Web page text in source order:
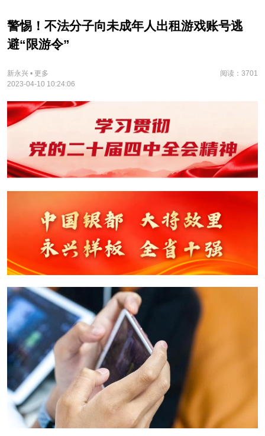
警惕！不法分子向未成年人出租游戏账号逃
避“限游令”
新永兴 • 更多
阅读：3701
2023-04-10 10:24:06